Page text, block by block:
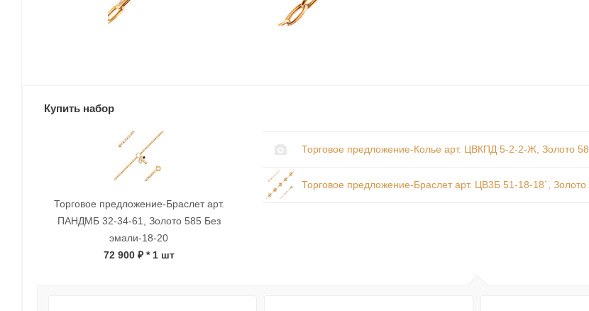
Купить набор
Торговое предложение-Браслет арт.
ПАНДМБ 32-34-61, Золото 585 Без
эмали-18-20
72 900 ₽* 1 шт
Торговое предложение-Колье арт. ЦВКПД 5-2-2-Ж, Золото
Торговое предложение-Браслет арт. ЦВ3Б 51-18-18`,